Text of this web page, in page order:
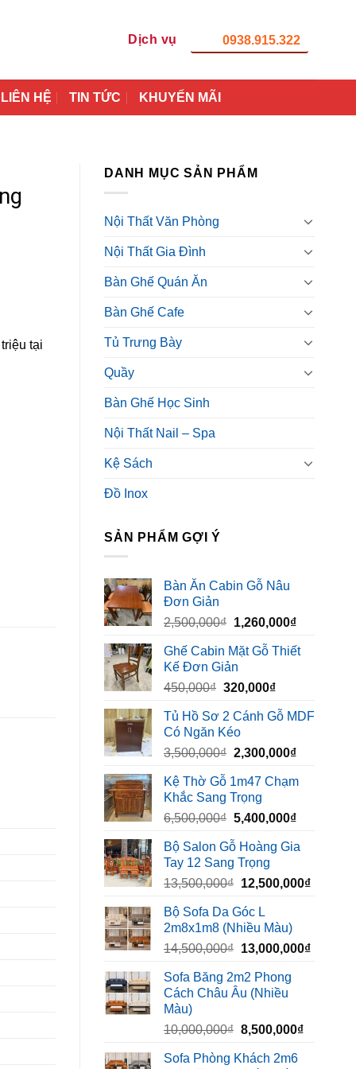
Dịch vụ 0938.915.322
LIÊN HỆ TIN TỨC KHUYẾN MÃI
DANH MỤC SẢN PHẨM
Nội Thất Văn Phòng
Nội Thất Gia Đình
Bàn Ghế Quán Ăn
Bàn Ghế Cafe
Tủ Trưng Bày
Quầy
Bàn Ghế Học Sinh
Nội Thất Nail – Spa
Kệ Sách
Đồ Inox
SẢN PHẨM GỢI Ý
Bàn Ăn Cabin Gỗ Nâu
Đơn Giản
2,500,000₫ Giá
là:
2,500,000₫.
1,260,000₫Giá
tại
Ghế Cabin Mặt Gỗ Thiết
Kế Đơn Giản
450,000₫ Giá
là:
450,000₫.
320,000₫Giá
tại
320,000₫.
Tủ Hồ Sơ 2 Cánh Gỗ MDF
Có Ngăn Kéo
3,500,000₫ Giá
là:
3,500,000₫.
2,300,000₫Giá
tại
Kệ Thờ Gỗ 1m47 Chạm
Khắc Sang Trọng
6,500,000₫ Giá
là:
6,500,000₫.
5,400,000₫Giá
tại
Bộ Salon Gỗ Hoàng Gia
Tay 12 Sang Trọng
13,500,000₫ Giá
là:
13,500,000₫.
12,500,000₫Giá
Bộ Sofa Da Góc L
2m8x1m8 (Nhiều Màu)
14,500,000₫ Giá
là:
14,500,000₫.
13,000,000₫Giá
Sofa Băng 2m2 Phong
Cách Châu Âu (Nhiều
Màu)
10,000,000₫ Giá
là:
8,500,000₫Giá
Sofa Phòng Khách 2m6
tại